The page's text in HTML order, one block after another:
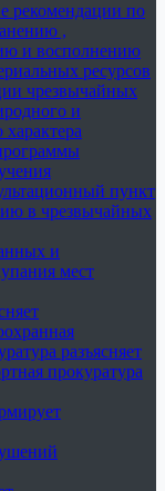
рекомендации по
,
и восполнению
ресурсов
чрезвычайных
и
характера
пункт
в чрезвычайных
и
мест
разъясняет
прокуратура